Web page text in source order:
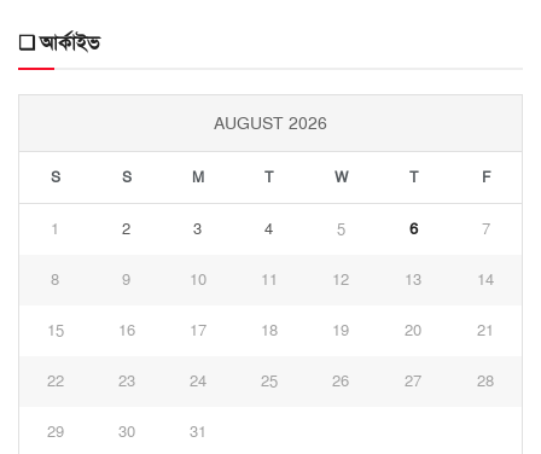
❑ আর্কাইভ
AUGUST 2026
S S M T W T F
1 2 3 4 5 6 7
8 9 10 11 12 13 14
15 16 17 18 19 20 21
22 23 24 25 26 27 28
29 30 31